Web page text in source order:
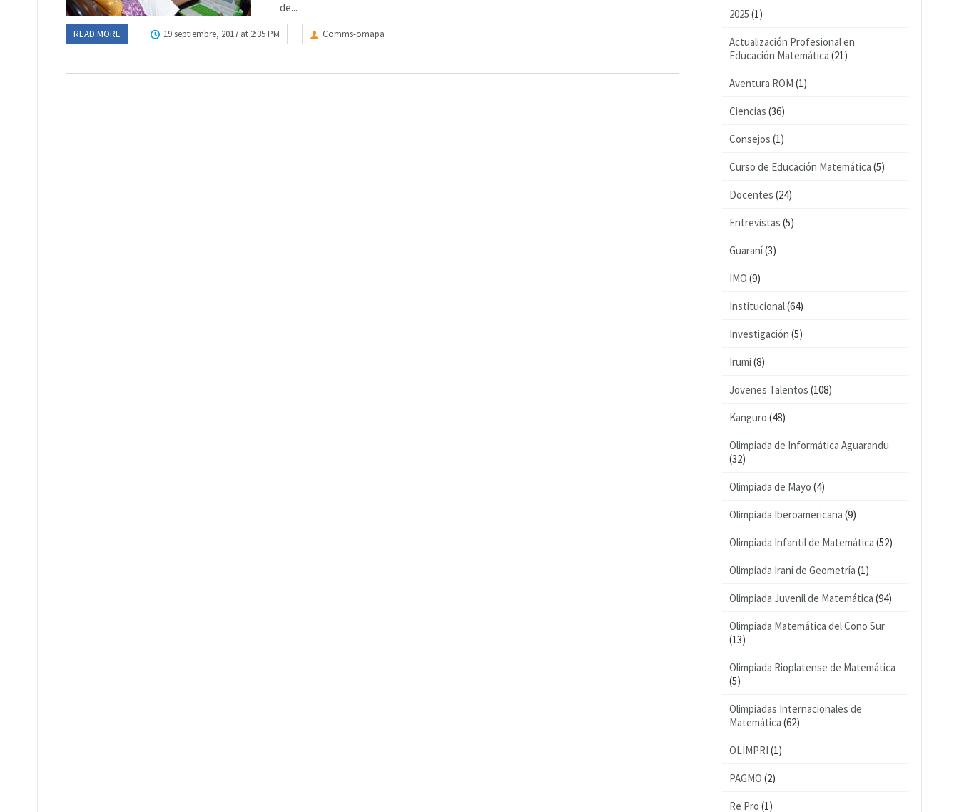
de...
READ MORE 19 septiembre, 2017 at 2:35 PM Comms-omapa
2025 (1)
Actualización Profesional en
Educación Matemática (21)
Aventura ROM (1)
Ciencias (36)
Consejos (1)
Curso de Educación Matemática (5)
Docentes (24)
Entrevistas (5)
Guaraní(3)
IMO (9)
Institucional(64)
Investigación (5)
Irumi (8)
Jovenes Talentos (108)
Kanguro (48)
Olimpiada de Informática Aguarandu
(32)
Olimpiada de Mayo (4)
Olimpiada Iberoamericana (9)
Olimpiada Infantil de Matemática (52)
Olimpiada Iraní de Geometría (1)
Olimpiada Juvenil de Matemática (94)
Olimpiada Matemática del Cono Sur
(13)
Olimpiada Rioplatense de Matemática
(5)
Olimpiadas Internacionales de
Matemática (62)
OLIMPRI (1)
PAGMO (2)
Re Pro (1)